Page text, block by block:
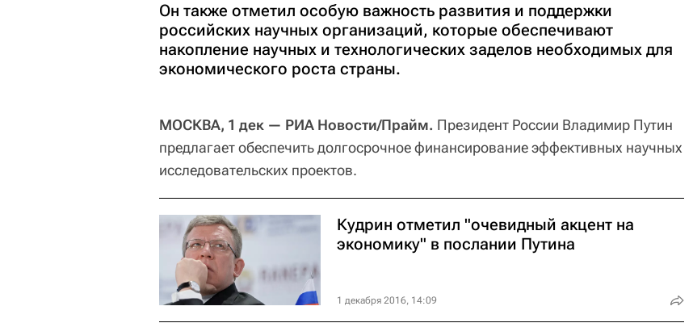
Он также отметил особую важность развития и поддержки
российских научных организаций, которые обеспечивают
накопление научных и технологических заделов необходимых для
экономического роста страны.
МОСКВА, 1 дек — РИА Новости/Прайм. Президент России Владимир Путин
предлагает обеспечить долгосрочное финансирование эффективных научных
исследовательских проектов.
Кудрин отметил "очевидный акцент на
экономику" в послании Путина
1 декабря 2016, 14:09